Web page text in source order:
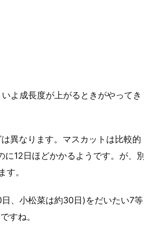
よ成長度が上がるときがやってき
異なります。マスカットは比較的
12日ほどかかるようです。が、別
す。
、小松菜は約30日)をだいたい7等
すね。